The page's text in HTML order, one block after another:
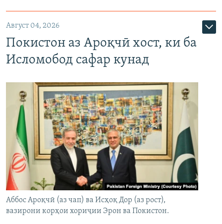
Август 04, 2026
Покистон аз Ароқчӣ хост, ки ба
Исломобод сафар кунад
Аббос Ароқчӣ (аз чап) ва Исҳоқ Дор (аз рост),
вазирони корҳои хориҷии Эрон ва Покистон.